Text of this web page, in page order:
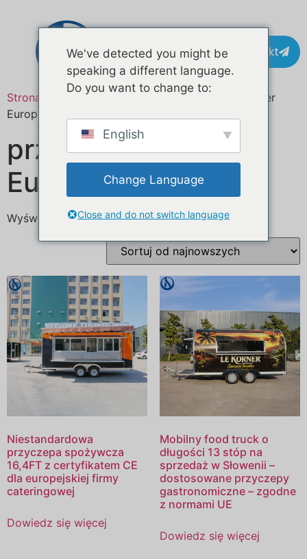
Kontakt
Strona główna
/ Produkty oznaczone “coffee trailer
Europe”
przyczepa do kawy
Europa
Wyświetlanie wszystkich wyników: 5
Niestandardowa
przyczepa spożywcza
16,4FT z certyfikatem CE
dla europejskiej firmy
cateringowej
Dowiedz się więcej
Mobilny food truck o
długości 13 stóp na
sprzedaż w Słowenii –
dostosowane przyczepy
gastronomiczne – zgodne
z normami UE
Dowiedz się więcej
We've detected you might be
speaking a different language.
Do you want to change to:
English
Change Language
Close and do not switch language